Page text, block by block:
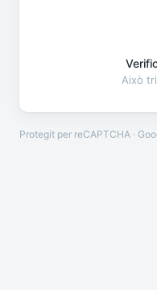
Això
Protegit per reCAPTCHA ·